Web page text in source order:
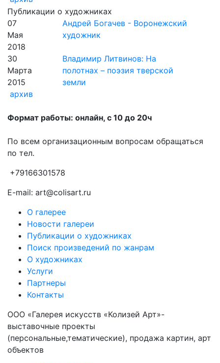
Публикации о художниках
07
Мая
2018
Андрей Богачев - Воронежский
художник
30
Марта
2015
Владимир Литвинов: На
полотнах – поэзия тверской
земли
архив
Формат работы: онлайн, с 10 до 20ч
По всем организационным вопросам обращаться
по тел.
+79166301578
E-mail: art@colisart.ru
О галерее
Новости галереи
Публикации о художниках
Поиск произведений по жанрам
О художниках
Услуги
Партнеры
Контакты
ООО «Галерея искусств «Колизей Арт»-
выставочные проекты
(персональные,тематические), продажа картин, арт
объектов